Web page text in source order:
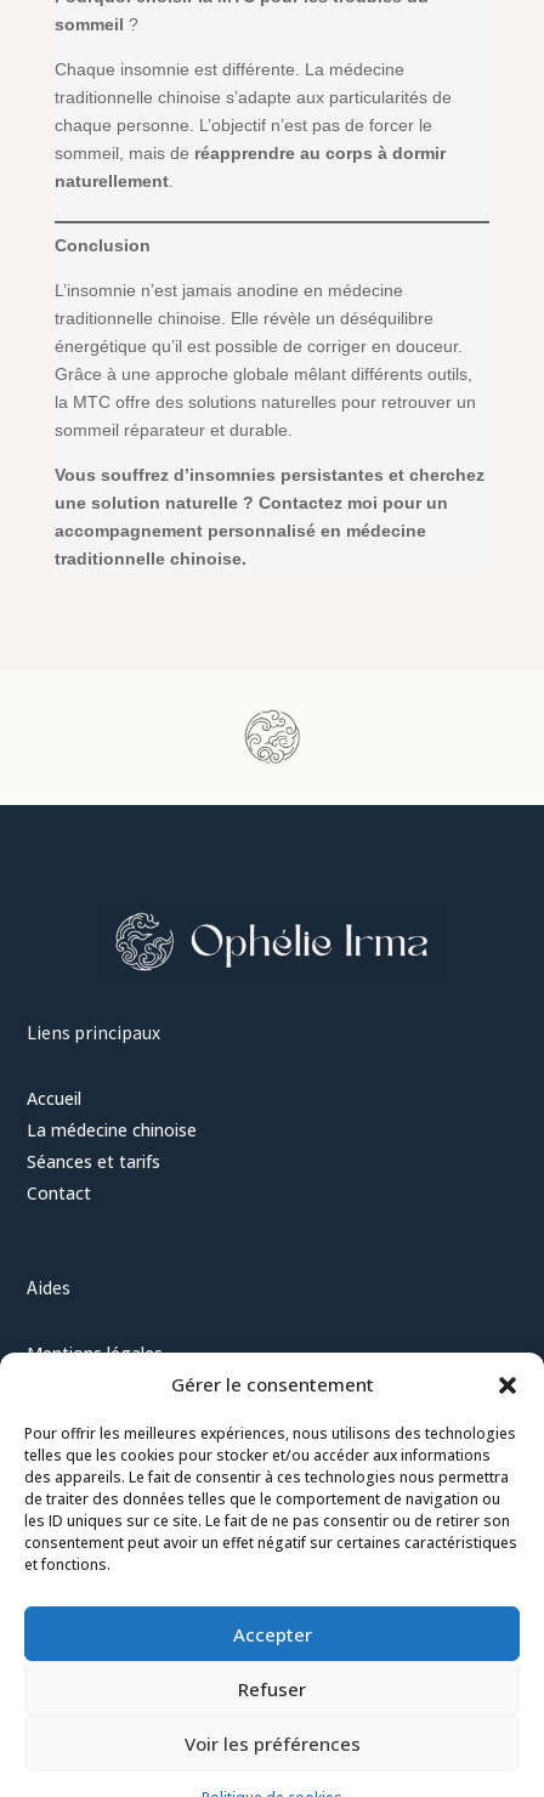
Gérer le consentement
Pour offrir les meilleures expériences, nous utilisons des technologies
telles que les cookies pour stocker et/ou accéder aux informations
des appareils. Le fait de consentir à ces technologies nous permettra
de traiter des données telles que le comportement de navigation ou
les ID uniques sur ce site. Le fait de ne pas consentir ou de retirer son
consentement peut avoir un effet négatif sur certaines caractéristiques
et fonctions.
Accepter
Refuser
Voir les préférences
sommeil ?
Chaque insomnie est différente. La médecine
traditionnelle chinoise s’adapte aux particularités de
chaque personne. L’objectif n’est pas de forcer le
sommeil, mais de réapprendre au corps à dormir
naturellement.
Conclusion
L’insomnie n’est jamais anodine en médecine
traditionnelle chinoise. Elle révèle un déséquilibre
énergétique qu’il est possible de corriger en douceur.
Grâce à une approche globale mêlant différents outils,
la MTC offre des solutions naturelles pour retrouver un
sommeil réparateur et durable.
Vous souffrez d’insomnies persistantes et cherchez
une solution naturelle ? Contactez moi pour un
accompagnement personnalisé en médecine
traditionnelle chinoise.
Liens principaux
Accueil
La médecine chinoise
Séances et tarifs
Contact
Aides
Mentions légales
Conditions générales
Sitemap HTML
Blog